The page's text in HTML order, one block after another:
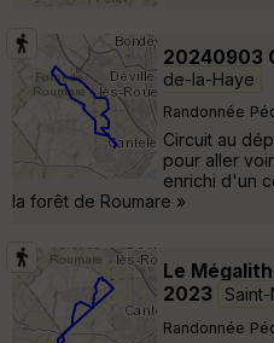
20240903
de-la-Haye
Randonnée
Circuit au
pour aller
enrichi d'un
la forêt de Roumare »
Le
2023
Randonnée